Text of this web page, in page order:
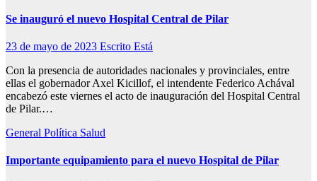
Se inauguró el nuevo Hospital Central de Pilar
23 de mayo de 2023 Escrito Está
Con la presencia de autoridades nacionales y provinciales, entre
ellas el gobernador Axel Kicillof, el intendente Federico Achával
encabezó este viernes el acto de inauguración del Hospital Central
de Pilar.…
General Política Salud
Importante equipamiento para el nuevo Hospital de Pilar